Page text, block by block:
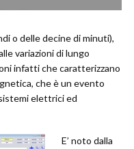
o delle decine di minuti),
variazioni di lungo
infatti che caratterizzano
che è un evento
elettrici ed
E’ noto dalla